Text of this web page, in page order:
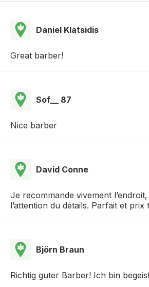
Daniel Klatsidis
Great barber!
Sof__ 87
Nice barber
David Conne
Je recommande vivement
l’attention du détails. Parfait et
Björn Braun
Richtig guter Barber! Ich bin